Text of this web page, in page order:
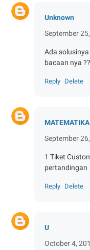
Unknown
September
Ada
bacaan nya ??
Reply Delete
September
1 Tiket
pertandingan
Reply Delete
U
October 4,